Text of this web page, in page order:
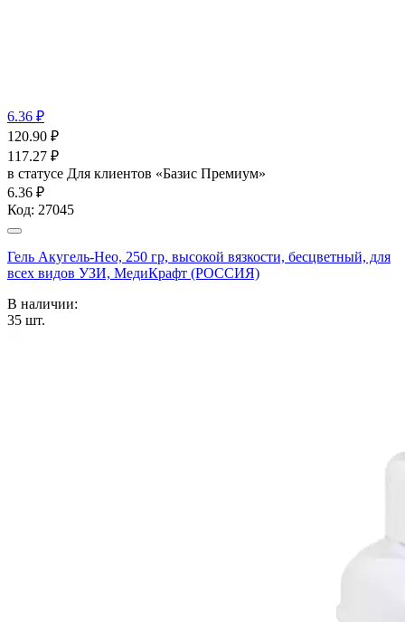
6.36 ₽
120.90 ₽
117.27 ₽
в статусе Для клиентов «Базис Премиум»
6.36 ₽
Код: 27045
Гель Акугель-Нео, 250 гр, высокой вязкости, бесцветный, для
всех видов УЗИ, МедиКрафт (РОССИЯ)
В наличии:
35 шт.